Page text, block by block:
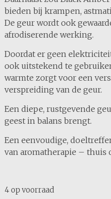
bieden bij krampen,
De geur wordt ook
afrodiserende werking.
Doordat er geen
ook uitstekend te
warmte zorgt voor een
verspreiding van de geur.
Een diepe, rustgevende
geest in balans brengt.
Een eenvoudige,
van aromatherapie – thuis
4 op voorraad